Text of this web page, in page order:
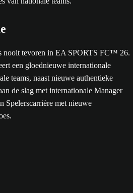
nooit tevoren in EA SPORTS FC™ 26.
een gloednieuwe internationale
teams, naast nieuwe authentieke
de slag met internationale Manager
Spelerscarrière met nieuwe